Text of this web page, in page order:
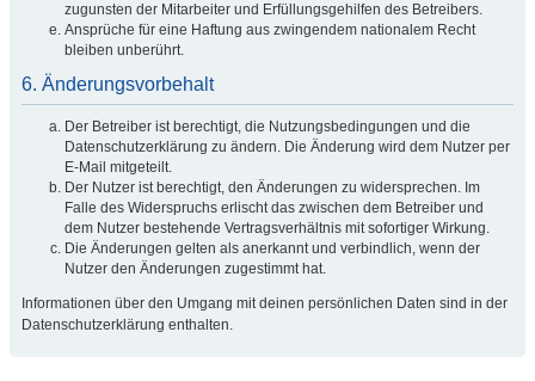
zugunsten der Mitarbeiter und Erfüllungsgehilfen des Betreibers.
Ansprüche für eine Haftung aus zwingendem nationalem Recht
bleiben unberührt.
6. Änderungsvorbehalt
Der Betreiber ist berechtigt, die Nutzungsbedingungen und die
Datenschutzerklärung zu ändern. Die Änderung wird dem Nutzer per
E-Mail mitgeteilt.
Der Nutzer ist berechtigt, den Änderungen zu widersprechen. Im
Falle des Widerspruchs erlischt das zwischen dem Betreiber und
dem Nutzer bestehende Vertragsverhältnis mit sofortiger Wirkung.
Die Änderungen gelten als anerkannt und verbindlich, wenn der
Nutzer den Änderungen zugestimmt hat.
Informationen über den Umgang mit deinen persönlichen Daten sind in der
Datenschutzerklärung enthalten.